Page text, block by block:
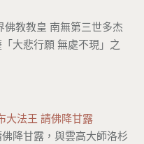
教教皇 南無第三世多杰
大悲行願 無處不現」之
大法王 請佛降甘露
降甘露，與雲高大師洛杉